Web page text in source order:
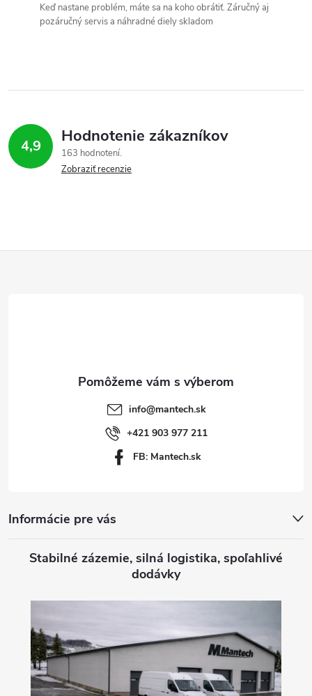
Keď nastane problém, máte sa na koho obrátiť. Záručný aj
pozáručný servis a náhradné diely skladom
4,9 Hodnotenie zákazníkov
163 hodnotení
Zobraziť recenzie
info@mantech.sk
+421 903 977 211
FB: Mantech.sk
Informácie pre vás
Stabilné zázemie, silná logistika, spoľahlivé
dodávky